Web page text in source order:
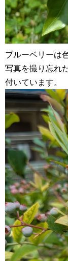
ブルーベリーは
写真を撮り忘れ
付いています。